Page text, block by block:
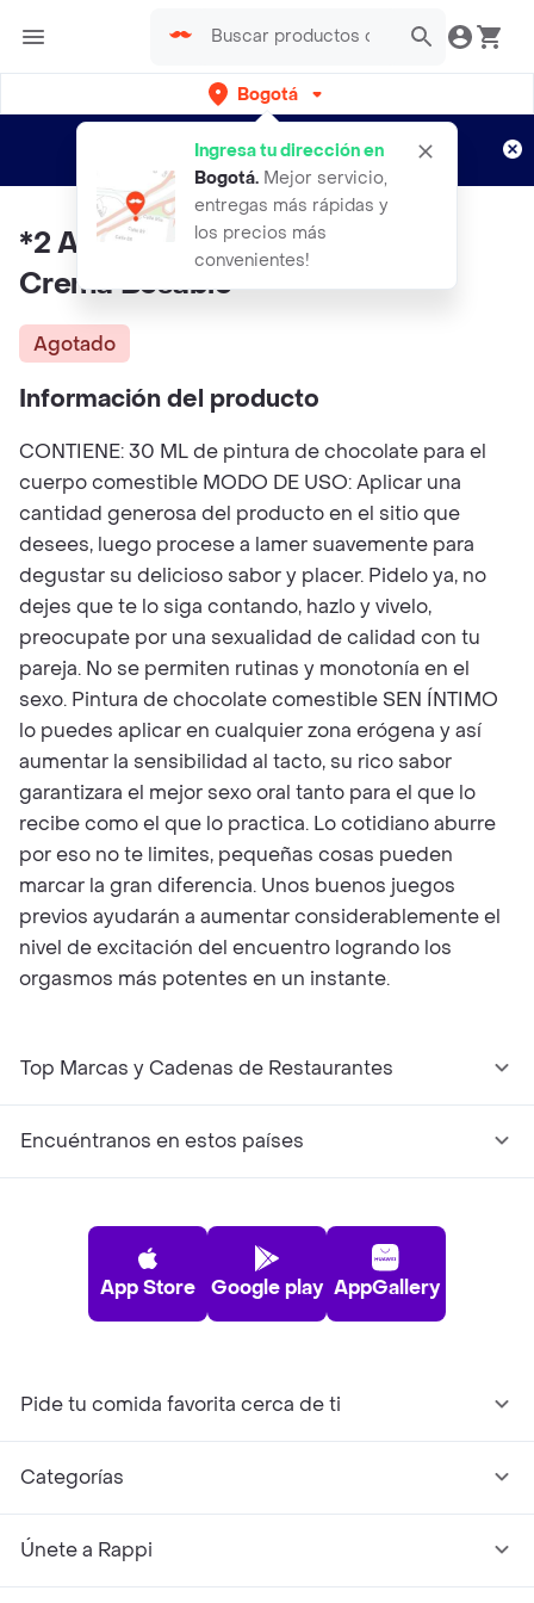
Bogotá
Ingresa tu dirección en
Bogotá. Mejor servicio,
entregas más rápidas y
los precios más
convenientes!
envíos gratis por semanas
Aplican TyC
*2 Aceite Erotico Body Paint
Crema Besable
Agotado
Información del producto
CONTIENE: 30 ML de pintura de chocolate para el
cuerpo comestible MODO DE USO: Aplicar una
cantidad generosa del producto en el sitio que
desees, luego procese a lamer suavemente para
degustar su delicioso sabor y placer. Pidelo ya, no
dejes que te lo siga contando, hazlo y vivelo,
preocupate por una sexualidad de calidad con tu
pareja. No se permiten rutinas y monotonía en el
sexo. Pintura de chocolate comestible SEN ÍNTIMO
lo puedes aplicar en cualquier zona erógena y así
aumentar la sensibilidad al tacto, su rico sabor
garantizara el mejor sexo oral tanto para el que lo
recibe como el que lo practica. Lo cotidiano aburre
por eso no te limites, pequeñas cosas pueden
marcar la gran diferencia. Unos buenos juegos
previos ayudarán a aumentar considerablemente el
nivel de excitación del encuentro logrando los
orgasmos más potentes en un instante.
Top Marcas y Cadenas de Restaurantes
Encuéntranos en estos países
App Store Google play AppGallery
Pide tu comida favorita cerca de ti
Categorías
Únete a Rappi